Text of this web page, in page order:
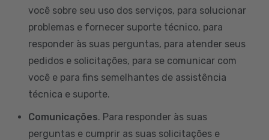
você sobre seu uso dos serviços, para solucionar
problemas e fornecer suporte técnico, para
responder às suas perguntas, para atender seus
pedidos e solicitações, para se comunicar com
você e para fins semelhantes de assistência
técnica e suporte.
Comunicações. Para responder às suas
perguntas e cumprir as suas solicitações e